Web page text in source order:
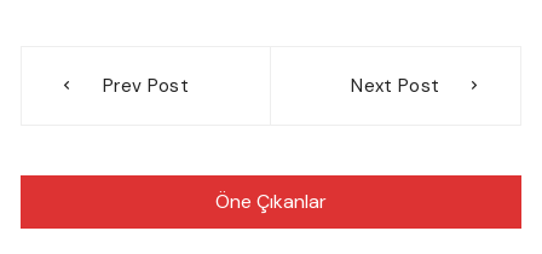
gezinmesi
Prev Post Next Post
Öne Çıkanlar